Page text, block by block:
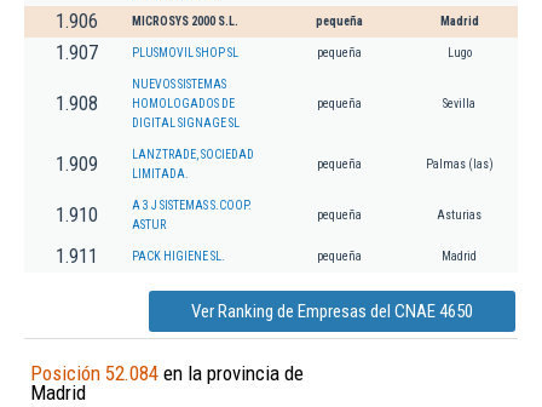
1.906 MICROSYS 2000 S.L. pequeña Madrid
1.907 PLUSMOVIL SHOP SL pequeña Lugo
1.908
NUEVOS SISTEMAS
HOMOLOGADOS DE
DIGITAL SIGNAGE SL
pequeña Sevilla
1.909
LANZTRADE, SOCIEDAD
LIMITADA.
pequeña Palmas (las)
1.910
A 3 J SISTEMAS S.COOP.
ASTUR
pequeña Asturias
1.911 PACK HIGIENE SL. pequeña Madrid
Ver Ranking de Empresas del CNAE 4650
Posición 52.084 en la provincia de
Madrid